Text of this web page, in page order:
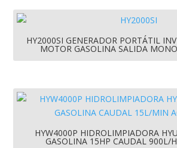
HY2000SI GENERADOR PORTÁTIL
MOTOR GASOLINA SALIDA
HYW4000P HIDROLIMPIADORA
GASOLINA 15HP CAUDAL 900L/